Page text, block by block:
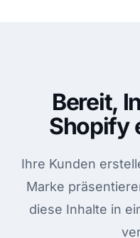
Bereit,
Shopify
Ihre Kunden
Marke
diese Inhalte in